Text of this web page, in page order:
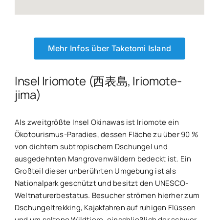
Mehr Infos über Taketomi Island
Insel Iriomote (西表島, Iriomote-
jima)
Als zweitgrößte Insel Okinawas ist Iriomote ein
Ökotourismus-Paradies, dessen Fläche zu über 90 %
von dichtem subtropischem Dschungel und
ausgedehnten Mangrovenwäldern bedeckt ist. Ein
Großteil dieser unberührten Umgebung ist als
Nationalpark geschützt und besitzt den UNESCO-
Weltnaturerbestatus. Besucher strömen hierher zum
Dschungeltrekking, Kajakfahren auf ruhigen Flüssen